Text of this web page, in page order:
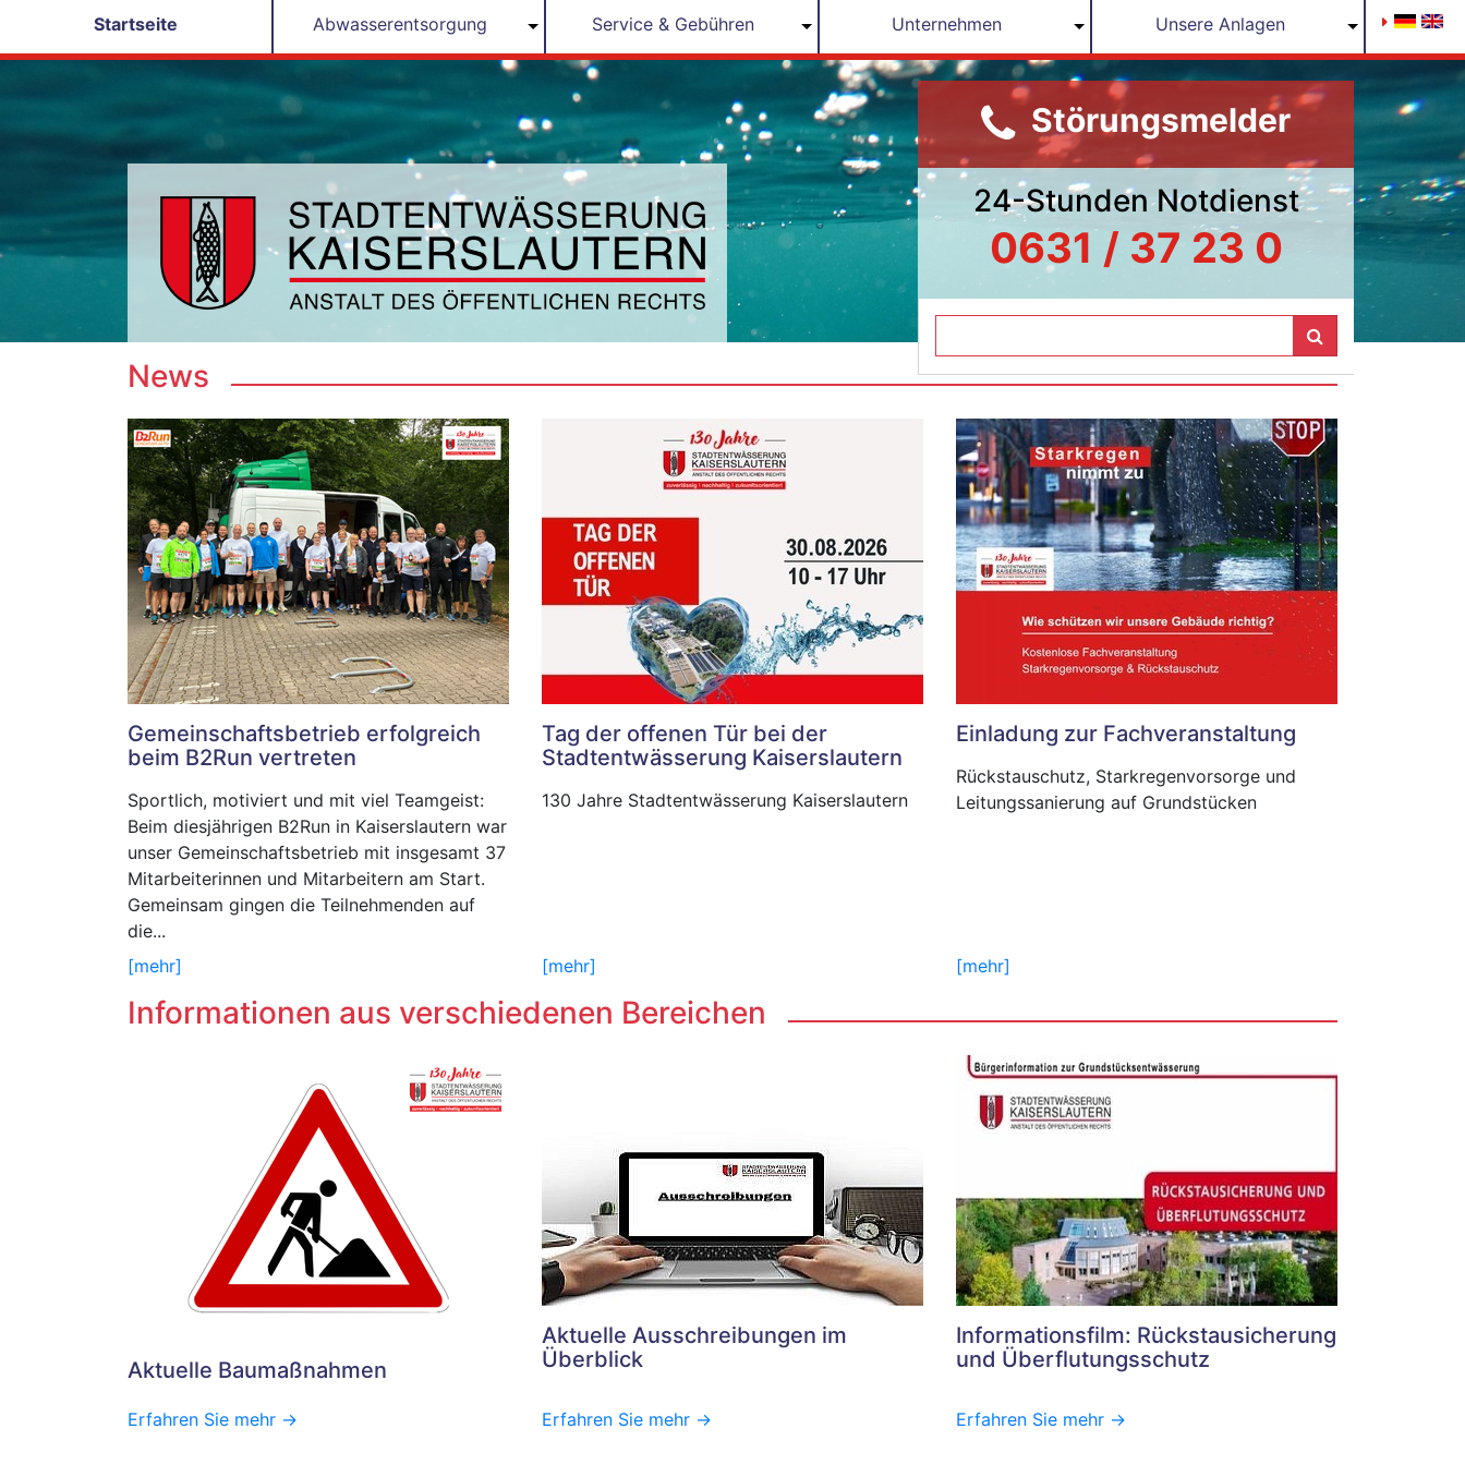
Startseite Abwasserentsorgung Service & Gebühren Unternehmen Unsere Anlagen
Störungsmelder
24-Stunden Notdienst
0631 / 37 23 0
News
Gemeinschaftsbetrieb erfolgreich
beim B2Run vertreten
Sportlich, motiviert und mit viel Teamgeist:
Beim diesjährigen B2Run in Kaiserslautern war
unser Gemeinschaftsbetrieb mit insgesamt 37
Mitarbeiterinnen und Mitarbeitern am Start.
Gemeinsam gingen die Teilnehmenden auf
die...
[mehr]
Tag der offenen Tür bei der
Stadtentwässerung Kaiserslautern
130 Jahre Stadtentwässerung Kaiserslautern
[mehr]
Einladung zur Fachveranstaltung
Rückstauschutz, Starkregenvorsorge und
Leitungssanierung auf Grundstücken
[mehr]
Informationen aus verschiedenen Bereichen
Aktuelle Baumaßnahmen
Erfahren Sie mehr ->
Aktuelle Ausschreibungen im
Überblick
Erfahren Sie mehr ->
Informationsfilm: Rückstausicherung
und Überflutungsschutz
Erfahren Sie mehr ->